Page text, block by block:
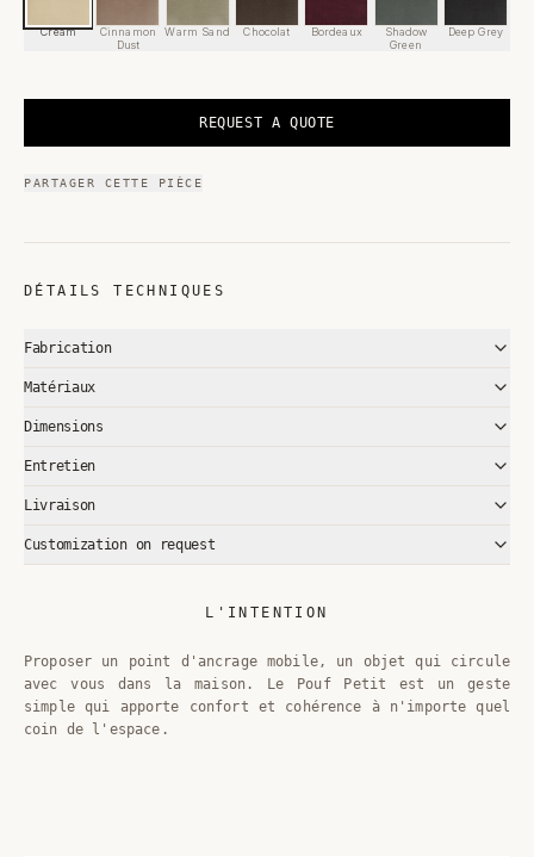
Cream
Cinnamon
Dust
Warm Sand Chocolat Bordeaux
Shadow
Green
Deep Grey
REQUEST A QUOTE
PARTAGER CETTE PIÈCE
DÉTAILS TECHNIQUES
Fabrication
Matériaux
Dimensions
Entretien
Livraison
Customization on request
L'INTENTION
Proposer un point d'ancrage mobile, un objet qui circule
avec vous dans la maison. Le Pouf Petit est un geste
simple qui apporte confort et cohérence à n'importe quel
coin de l'espace.